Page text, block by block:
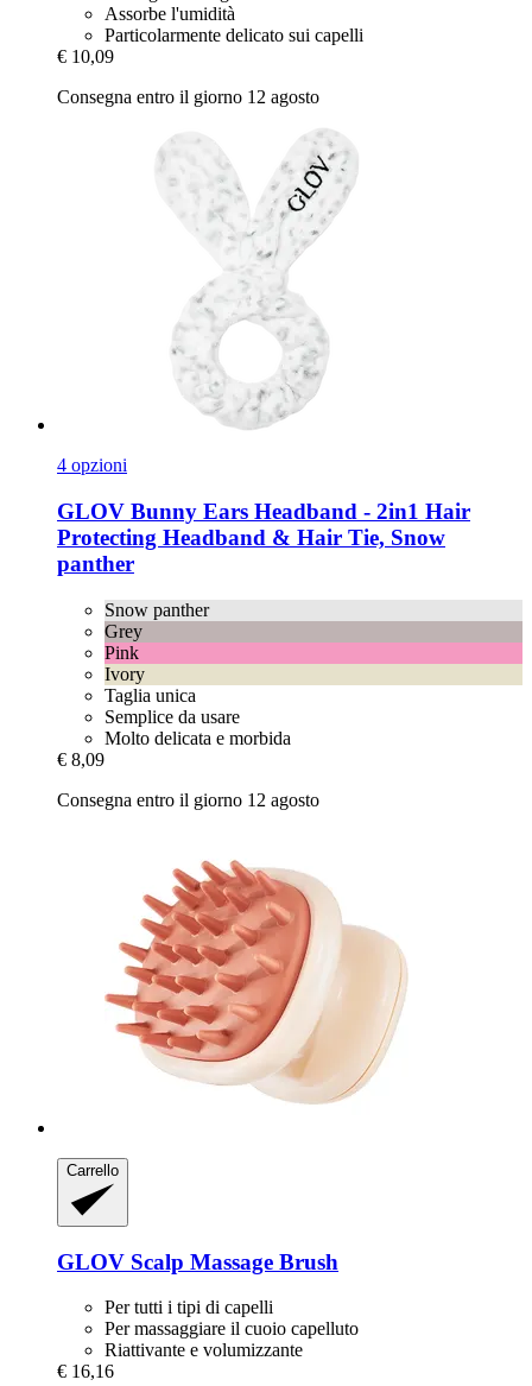
Assorbe l'umidità
Particolarmente delicato sui capelli
€ 10,09
Consegna entro il giorno 12 agosto
4 opzioni
GLOV Bunny Ears Headband -​ 2in1 Hair
Protecting Headband & Hair Tie, Snow
panther
Snow panther
Grey
Pink
Ivory
Taglia unica
Semplice da usare
Molto delicata e morbida
€ 8,09
Consegna entro il giorno 12 agosto
Carrello
GLOV Scalp Massage Brush
Per tutti i tipi di capelli
Per massaggiare il cuoio capelluto
Riattivante e volumizzante
€ 16,16